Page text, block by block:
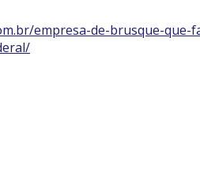
empresa-de-brusque-que-